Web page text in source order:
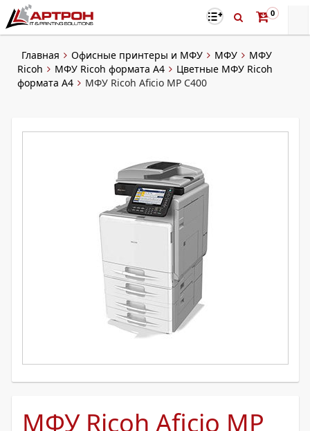
0
Главная Офисные принтеры и МФУ МФУ
МФУ
Ricoh
МФУ Ricoh формата A4
Цветные МФУ Ricoh
формата A4
МФУ Ricoh Aficio MP C400
МФУ Ricoh Aficio MP